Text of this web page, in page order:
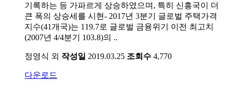
기록하는 등 가파르게 상승하였으며, 특히 신흥국이 더
큰 폭의 상승세를 시현- 2017년 3분기 글로벌 주택가격
지수(41개국)는 119.7로 글로벌 금융위기 이전 최고치
(2007년 4/4분기 103.8)의 ..
정영식 외 작성일 2019.03.25 조회수 4,770
다운로드